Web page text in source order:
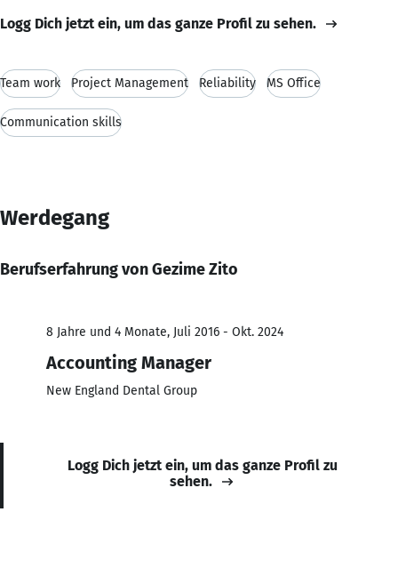
Logg Dich jetzt ein, um das ganze Profil zu sehen.
Team work Project Management Reliability MS Office
Communication skills
Werdegang
Berufserfahrung von Gezime Zito
8 Jahre und 4 Monate, Juli 2016 - Okt. 2024
Accounting Manager
New England Dental Group
Logg Dich jetzt ein, um das ganze Profil zu
sehen.